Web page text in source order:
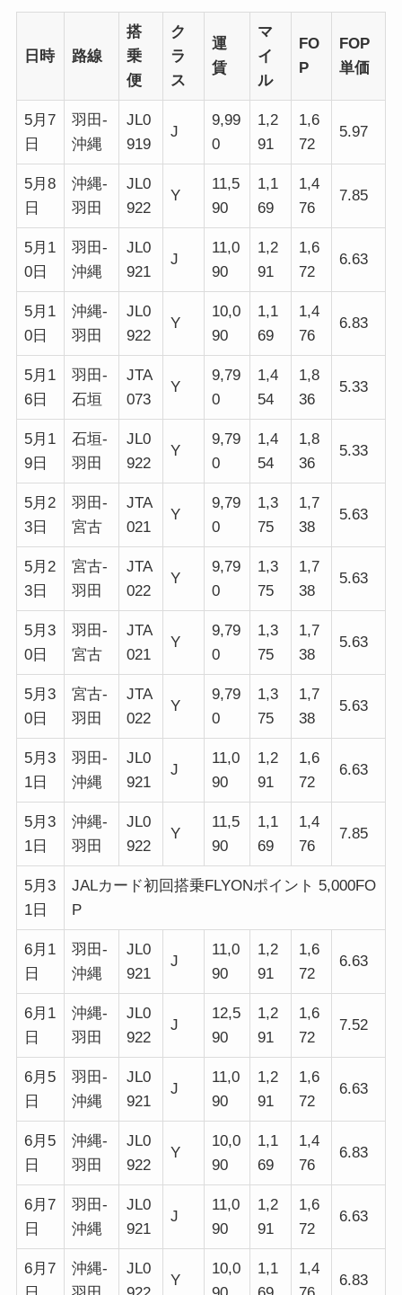
日時 路線
搭
乗
便
ク
ラ
ス
運
賃
マ
イ
ル
FO
P
FOP
単価
5月7
日
羽田-
沖縄
JL0
919
J
9,99
0
1,2
91
1,6
72
5.97
5月8
日
沖縄-
羽田
JL0
922
Y
11,5
90
1,1
69
1,4
76
7.85
5月1
0日
羽田-
沖縄
JL0
921
J
11,0
90
1,2
91
1,6
72
6.63
5月1
0日
沖縄-
羽田
JL0
922
Y
10,0
90
1,1
69
1,4
76
6.83
5月1
6日
羽田-
石垣
JTA
073
Y
9,79
0
1,4
54
1,8
36
5.33
5月1
9日
石垣-
羽田
JL0
922
Y
9,79
0
1,4
54
1,8
36
5.33
5月2
3日
羽田-
宮古
JTA
021
Y
9,79
0
1,3
75
1,7
38
5.63
5月2
3日
宮古-
羽田
JTA
022
Y
9,79
0
1,3
75
1,7
38
5.63
5月3
0日
羽田-
宮古
JTA
021
Y
9,79
0
1,3
75
1,7
38
5.63
5月3
0日
宮古-
羽田
JTA
022
Y
9,79
0
1,3
75
1,7
38
5.63
5月3
1日
羽田-
沖縄
JL0
921
J
11,0
90
1,2
91
1,6
72
6.63
5月3
1日
沖縄-
羽田
JL0
922
Y
11,5
90
1,1
69
1,4
76
7.85
5月3
1日
JALカード初回搭乗FLYONポイント 5,000FO
P
6月1
日
羽田-
沖縄
JL0
921
J
11,0
90
1,2
91
1,6
72
6.63
6月1
日
沖縄-
羽田
JL0
922
J
12,5
90
1,2
91
1,6
72
7.52
6月5
日
羽田-
沖縄
JL0
921
J
11,0
90
1,2
91
1,6
72
6.63
6月5
日
沖縄-
羽田
JL0
922
Y
10,0
90
1,1
69
1,4
76
6.83
6月7
日
羽田-
沖縄
JL0
921
J
11,0
90
1,2
91
1,6
72
6.63
6月7
沖縄-
JL0
Y
10,0
1,1
1,4
6.83